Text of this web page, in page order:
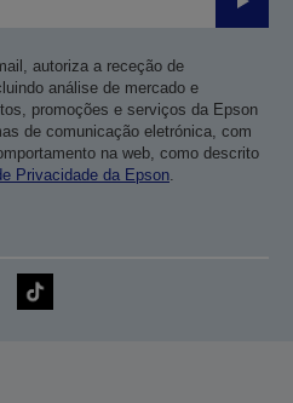
Enviar
autoriza a receção de
análise de mercado e
promoções e serviços da Epson
de comunicação eletrónica, com
na web, como descrito
Privacidade da Epson.